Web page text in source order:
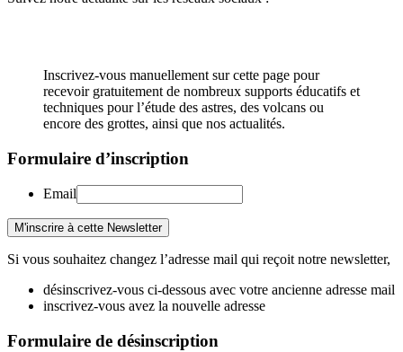
Inscrivez-vous manuellement sur cette page pour
recevoir gratuitement de nombreux supports éducatifs et
techniques pour l’étude des astres, des volcans ou
encore des grottes, ainsi que nos actualités.
Formulaire d’inscription
Email
Si vous souhaitez changez l’adresse mail qui reçoit notre newsletter,
désinscrivez-vous ci-dessous avec votre ancienne adresse mail
inscrivez-vous avez la nouvelle adresse
Formulaire de désinscription